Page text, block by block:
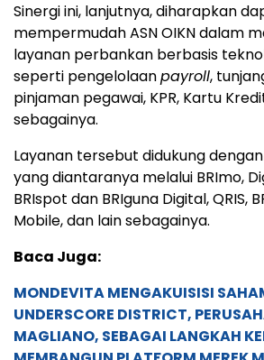
Sinergi ini, lanjutnya, diharapkan
mempermudah ASN OIKN dalam
layanan perbankan berbasis
seperti pengelolaanpayroll,
pinjaman pegawai, KPR, Kartu
sebagainya.
Layanan tersebut didukung dengan
yang diantaranya melalui BRImo,
BRIspot dan BRIguna Digital, QRIS,
Mobile, dan lain sebagainya.
Baca Juga:
MONDEVITA MENGAKUISISI
UNDERSCORE DISTRICT,
MAGLIANO, SEBAGAI LANGKAH